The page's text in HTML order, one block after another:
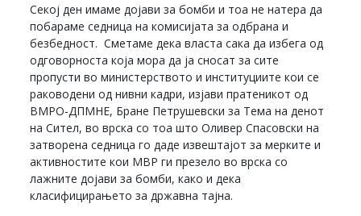
Секој ден имаме дојави за бомби и тоа не натера да
побараме седница на комисијата за одбрана и
безбедност. Сметаме дека власта сака да избега од
одговорноста која мора да ја сносат за сите
пропусти во министерството и институциите кои се
раководени од нивни кадри, изјави пратеникот од
ВМРО-ДПМНЕ, Бране Петрушевски за Тема на денот
на Сител, во врска со тоа што Оливер Спасовски на
затворена седница го даде извештајот за мерките и
активностите кои МВР ги презело во врска со
лажните дојави за бомби, како и дека
класифицирањето за државна тајна.